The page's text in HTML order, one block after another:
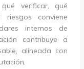
verificar, qué
conviene
internos de
contribuye a
alineada con